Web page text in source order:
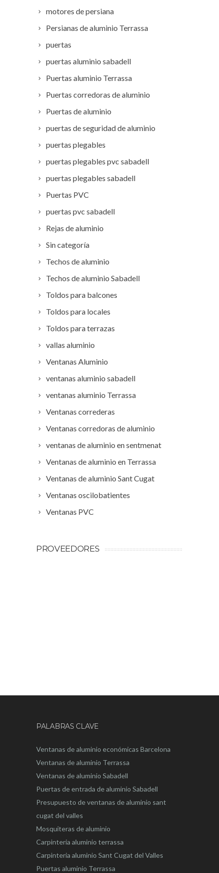
motores de persiana
Persianas de aluminio Terrassa
puertas
puertas aluminio sabadell
Puertas aluminio Terrassa
Puertas corredoras de aluminio
Puertas de aluminio
puertas de seguridad de aluminio
puertas plegables
puertas plegables pvc sabadell
puertas plegables sabadell
Puertas PVC
puertas pvc sabadell
Rejas de aluminio
Sin categoría
Techos de aluminio
Techos de aluminio Sabadell
Toldos para balcones
Toldos para locales
Toldos para terrazas
vallas aluminio
Ventanas Aluminio
ventanas aluminio sabadell
ventanas aluminio Terrassa
Ventanas correderas
Ventanas corredoras de aluminio
ventanas de aluminio en sentmenat
Ventanas de aluminio en Terrassa
Ventanas de aluminio Sant Cugat
Ventanas oscilobatientes
Ventanas PVC
PROVEEDORES
PALABRAS CLAVE
Ventanas de aluminio económicas Barcelona
Ventanas de aluminio Terrassa
Ventanas de aluminio Sabadell
Puertas de entrada de aluminio Sabadell
Presupuesto de ventanas de aluminio sant
cugat del valles
Mosquiteras de aluminio
Carpinteria aluminio terrassa
Carpinteria aluminio Sant Cugat del Valles
Puertas aluminio Terrassa